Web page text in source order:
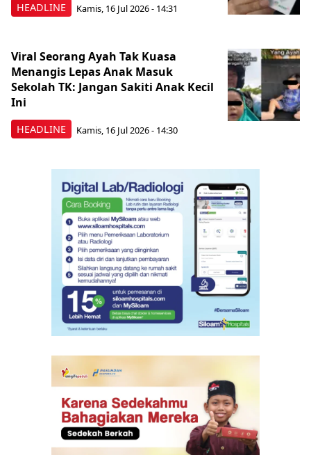
HEADLINE Kamis, 16 Jul 2026 - 14:31
HEADLINE
Viral Seorang Ayah Tak Kuasa
Menangis Lepas Anak Masuk
Sekolah TK: Jangan Sakiti Anak Kecil
Ini
Kamis, 16 Jul 2026 - 14:30